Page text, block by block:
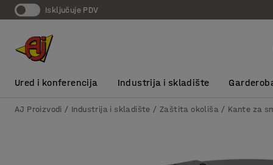
Isključuje PDV
Ured i konferencija Industrija i skladište
AJ Proizvodi Industrija i skladište Zaštita okoliša Kante za